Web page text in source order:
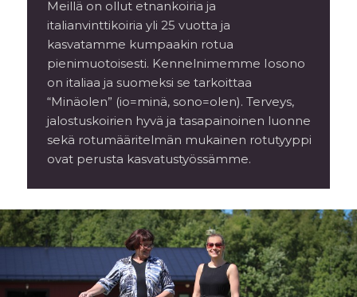
Meillä on ollut etnankoiria ja
italianvinttikoiria yli 25 vuotta ja
kasvatamme kumpaakin rotua
pienimuotoisesti. Kennelnimemme Iosono
on italiaa ja suomeksi se tarkoittaa
“Minäolen” (io=minä, sono=olen). Terveys,
jalostuskoirien hyvä ja tasapainoinen luonne
sekä rotumääritelmän mukainen rotutyyppi
ovat perusta kasvatustyössämme.